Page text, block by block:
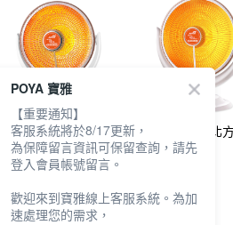
【廠商直送】北方14吋
碳晶電暖器
NR14800S
NT$2,280
【廠商直送】北
碳晶電暖器
POYA 寶雅
【重要通知】
客服系統將於8/17更新，
為保障留言資訊可保留查詢，請先
登入會員帳號留言。
歡迎來到寶雅線上客服系統。為加
速處理您的需求，